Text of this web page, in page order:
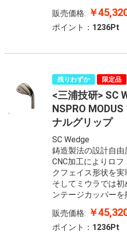
販売価格: ￥
ポイント： 1236Pt
残りわずか 限定品
<三浦技研> SC
NSPRO
ナルグリップ
SC Wedge
鋳造製法の設計自由
CNC加工によりロ
クフェイス形状を実
そしてミウラでは
ンテージカッパーを
販売価格: ￥
ポイント： 1236Pt